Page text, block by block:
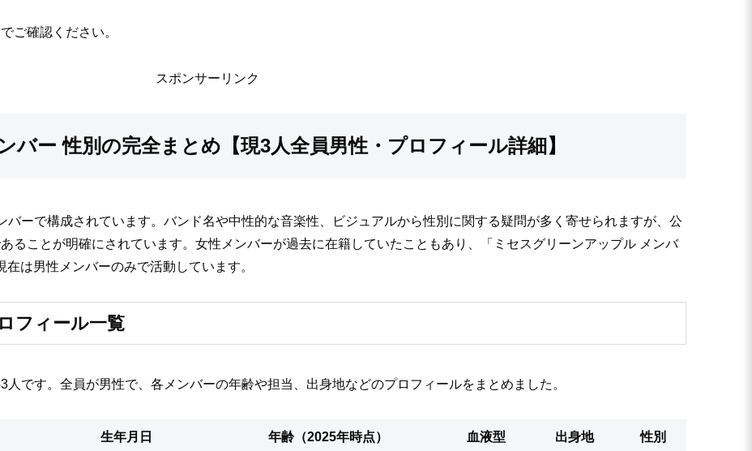
ご確認ください。
スポンサーリンク
バー 性別の完全まとめ【現3人全員男性・プロフィール詳細】
バーで構成されています。バンド名や中性的な音楽性、ビジュアルから性別に関する疑問が多く寄せられますが、公
ることが明確にされています。女性メンバーが過去に在籍していたこともあり、「ミセスグリーンアップル メンバ
は男性メンバーのみで活動しています。
フィール一覧
です。全員が男性で、各メンバーの年齢や担当、出身地などのプロフィールをまとめました。
生年月日 年齢（2025年時点） 血液型 出身地 性別